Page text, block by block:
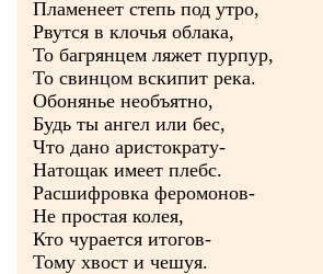
Пламенеет степь под утро,
Рвутся в клочья облака,
То багрянцем ляжет пурпур,
То свинцом вскипит река.
Обонянье необъятно,
Будь ты ангел или бес,
Что дано аристократу-
Натощак имеет плебс.
Расшифровка феромонов-
Не простая колея,
Кто чурается итогов-
Тому хвост и чешуя.